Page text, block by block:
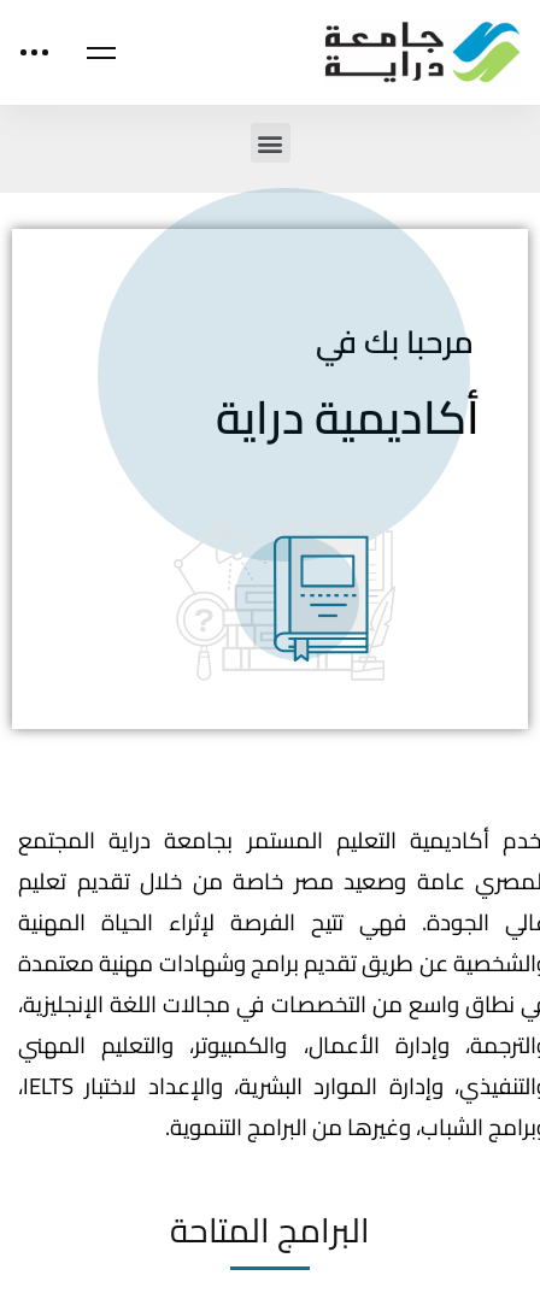
مرحبا بك في
أكاديمية دراية
أكاديمية التعليم المستمر بجامعة دراية المجتمع
عامة وصعيد مصر خاصة من خلال تقديم تعليم
الجودة. فهي تتيح الفرصة لإثراء الحياة المهنية
عن طريق تقديم برامج وشهادات مهنية معتمدة
نطاق واسع من التخصصات في مجالات اللغة الإنجليزية،
وإدارة الأعمال، والكمبيوتر، والتعليم المهني
والتنفيذي، وإدارة الموارد البشرية، والإعداد لاختبار IELTS،
الشباب، وغيرها من البرامج التنموية.
البرامج المتاحة